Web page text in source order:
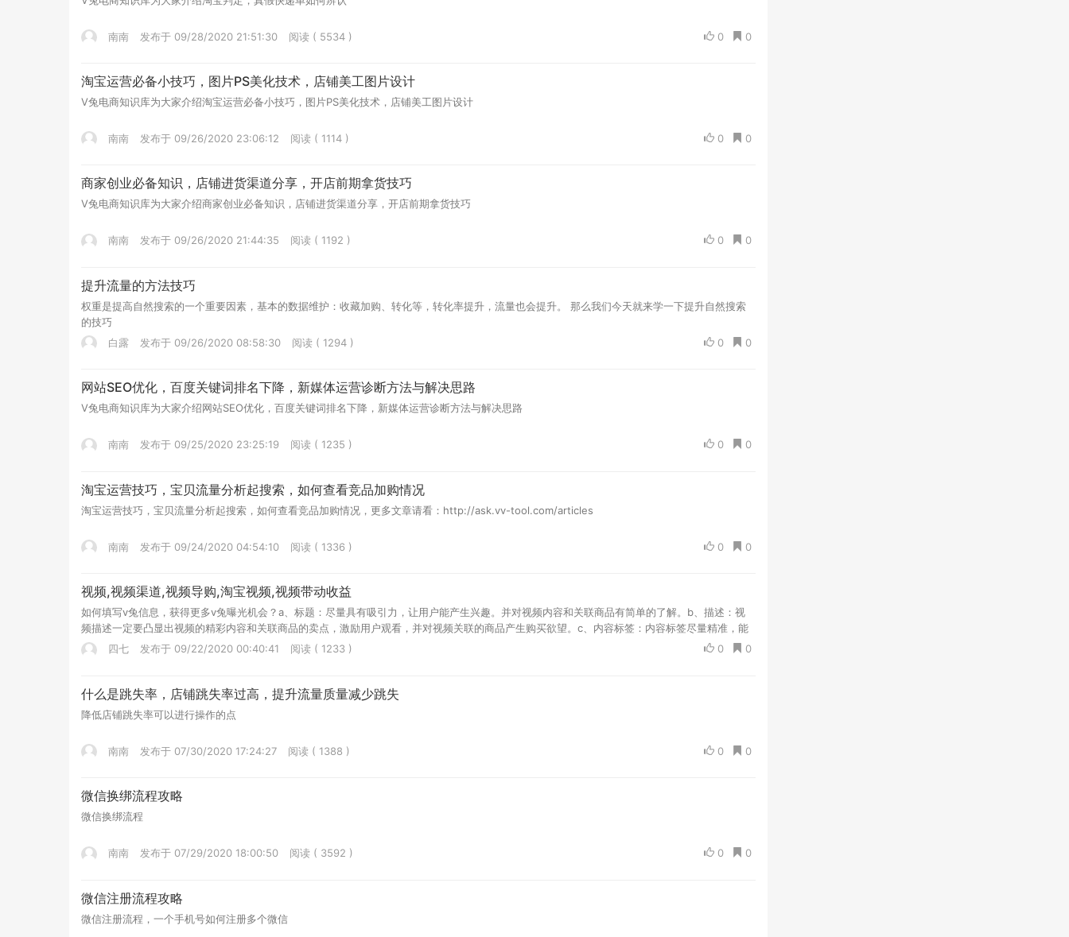
0
0
南南 发布于 09/28/2020 21:51:30 阅读 ( 5534 )
淘宝运营必备小技巧，图片PS美化技术，店铺美工图片设计
V兔电商知识库为大家介绍淘宝运营必备小技巧，图片PS美化技术，店铺美工图片设计
0
0
南南 发布于 09/26/2020 23:06:12 阅读 ( 1114 )
商家创业必备知识，店铺进货渠道分享，开店前期拿货技巧
V兔电商知识库为大家介绍商家创业必备知识，店铺进货渠道分享，开店前期拿货技巧
0
0
南南 发布于 09/26/2020 21:44:35 阅读 ( 1192 )
提升流量的方法技巧
权重是提高自然搜索的一个重要因素，基本的数据维护：收藏加购、转化等，转化率提升，流量也会提升。 那么我们今天就来学一下提升自然搜索
的技巧
0
0
白露 发布于 09/26/2020 08:58:30 阅读 ( 1294 )
网站SEO优化，百度关键词排名下降，新媒体运营诊断方法与解决思路
V兔电商知识库为大家介绍网站SEO优化，百度关键词排名下降，新媒体运营诊断方法与解决思路
0
0
南南 发布于 09/25/2020 23:25:19 阅读 ( 1235 )
淘宝运营技巧，宝贝流量分析起搜索，如何查看竞品加购情况
淘宝运营技巧，宝贝流量分析起搜索，如何查看竞品加购情况，更多文章请看：http://ask.vv-tool.com/articles
0
0
南南 发布于 09/24/2020 04:54:10 阅读 ( 1336 )
视频,视频渠道,视频导购,淘宝视频,视频带动收益
如何填写v兔信息，获得更多v兔曝光机会？a、标题：尽量具有吸引力，让用户能产生兴趣。并对视频内容和关联商品有简单的了解。b、描述：视
频描述一定要凸显出视频的精彩内容和关联商品的卖点，激励用户观看，并对视频关联的商品产生购买欲望。c、内容标签：内容标签尽量精准，能
在导购渠道推荐的时候推送给最适合的人群。（风格、领域和人群为必填，视频主体、拍摄地点和有效期为选填） d、视频封面：封面一定不能出现
0
0
四七 发布于 09/22/2020 00:40:41 阅读 ( 1233 )
什么是跳失率，店铺跳失率过高，提升流量质量减少跳失
降低店铺跳失率可以进行操作的点
0
0
南南 发布于 07/30/2020 17:24:27 阅读 ( 1388 )
微信换绑流程攻略
微信换绑流程
0
0
南南 发布于 07/29/2020 18:00:50 阅读 ( 3592 )
微信注册流程攻略
微信注册流程，一个手机号如何注册多个微信